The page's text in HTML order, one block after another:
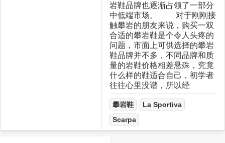
岩鞋品牌也逐渐占领了一部分
中低端市场。 对于刚刚接
触攀岩的朋友来说，购买一双
合适的攀岩鞋是个令人头疼的
问题，市面上可供选择的攀岩
鞋品牌并不多，不同品牌和质
量的岩鞋价格相差悬殊，究竟
什么样的鞋适合自己，初学者
往往心里没谱，所以经
攀岩鞋
La Sportiva
Scarpa